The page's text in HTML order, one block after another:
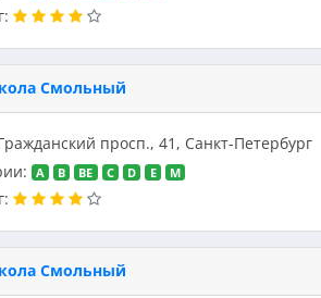
Смольный
просп., 41, Санкт-Петербург
A B BE C D E M
Смольный